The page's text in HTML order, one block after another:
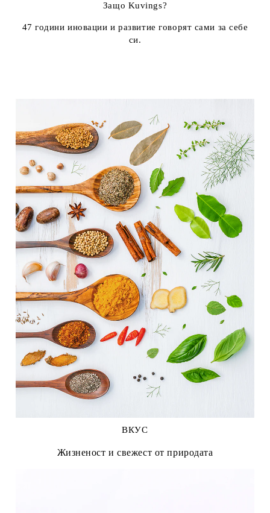
Защо Kuvings?
47 години иновации и развитие говорят сами за себе
си.
ВКУС
Жизненост и свежест от природата